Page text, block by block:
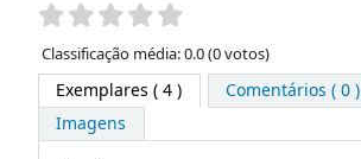
Pontuação
Classificação média: 0.0 (0 votos)
Exemplares ( 4 )
Comentários ( 0 )
Imagens